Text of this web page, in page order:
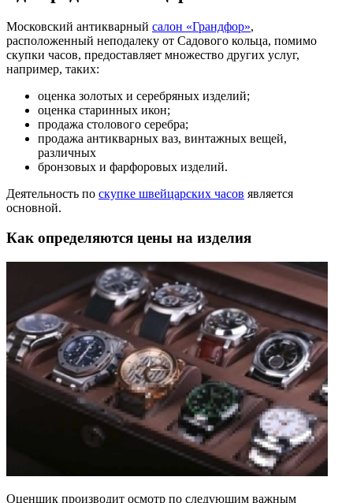
Московский антикварный салон «Грандфор»,
расположенный неподалеку от Садового кольца, помимо
скупки часов, предоставляет множество других услуг,
например, таких:
оценка золотых и серебряных изделий;
оценка старинных икон;
продажа столового серебра;
продажа антикварных ваз, винтажных вещей,
различных
бронзовых и фарфоровых изделий.
Деятельность по скупке швейцарских часов является
основной.
Как определяются цены на изделия
Оценщик производит осмотр по следующим важным